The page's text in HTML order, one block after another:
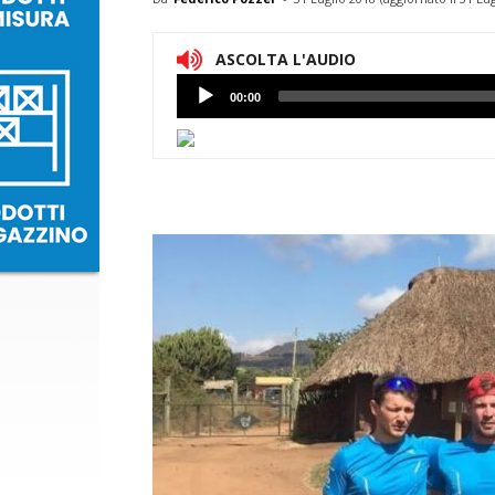
ASCOLTA L'AUDIO
Lettore
Audio
00:00